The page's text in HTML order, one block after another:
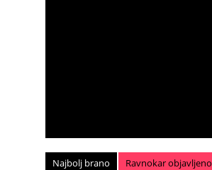
Najbolj brano Ravnokar objavljeno